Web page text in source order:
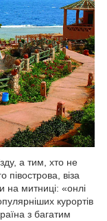
а тим, хто не
півострова, віза
на митниці: «онлі
курортів
з багатим